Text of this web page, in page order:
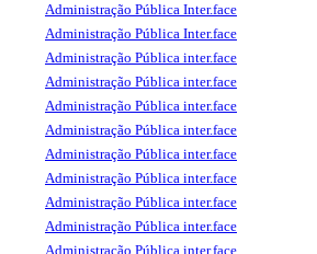
Administração Pública Inter.face
Administração Pública Inter.face
Administração Pública inter.face
Administração Pública inter.face
Administração Pública inter.face
Administração Pública inter.face
Administração Pública inter.face
Administração Pública inter.face
Administração Pública inter.face
Administração Pública inter.face
Administração Pública inter.face